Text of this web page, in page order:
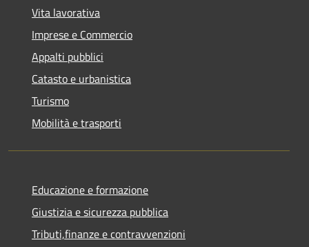
Vita lavorativa
Imprese e Commercio
Appalti pubblici
Catasto e urbanistica
Turismo
Mobilità e trasporti
Educazione e formazione
Giustizia e sicurezza pubblica
Tributi,finanze e contravvenzioni